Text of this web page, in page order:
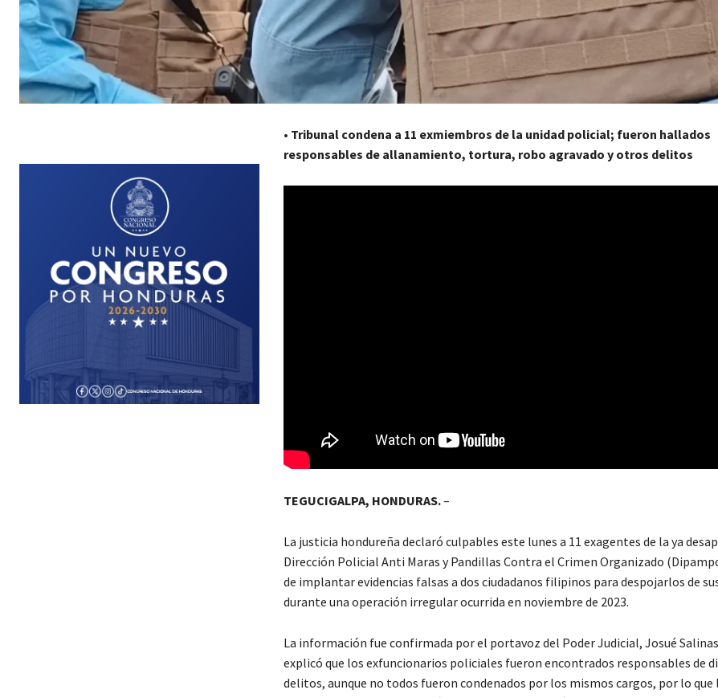
• Tribunal condena a 11 exmiembros de la unidad policial; fueron hallados
responsables de allanamiento, tortura, robo agravado y otros delitos
TEGUCIGALPA, HONDURAS.–
La justicia hondureña declaró culpables este lunes a 11 exagentes de la ya
Dirección Policial Anti Maras y Pandillas Contra el Crimen Organizado
de implantar evidencias falsas a dos ciudadanos filipinos para despojarlos de
durante una operación irregular ocurrida en noviembre de 2023.
La información fue confirmada por el portavoz del Poder Judicial, Josué
explicó que los exfuncionarios policiales fueron encontrados responsables de
delitos, aunque no todos fueron condenados por los mismos cargos, por lo que